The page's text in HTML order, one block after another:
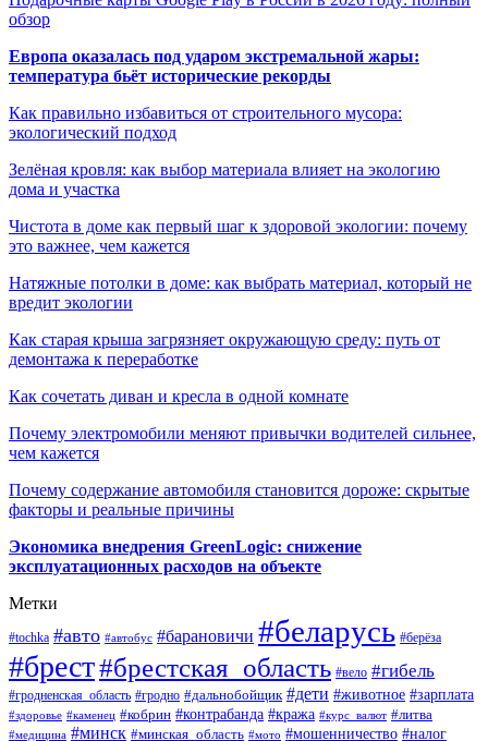
обзор
Европа оказалась под ударом экстремальной жары:
температура бьёт исторические рекорды
Как правильно избавиться от строительного мусора:
экологический подход
Зелёная кровля: как выбор материала влияет на экологию
дома и участка
Чистота в доме как первый шаг к здоровой экологии: почему
это важнее, чем кажется
Натяжные потолки в доме: как выбрать материал, который не
вредит экологии
Как старая крыша загрязняет окружающую среду: путь от
демонтажа к переработке
Как сочетать диван и кресла в одной комнате
Почему электромобили меняют привычки водителей сильнее,
чем кажется
Почему содержание автомобиля становится дороже: скрытые
факторы и реальные причины
Экономика внедрения GreenLogic: снижение
эксплуатационных расходов на объекте
Метки
#tochka #авто #автобус #барановичи #беларусь #берёза
#брест#брестская_область #вело #гибель
#гродненская_область #гродно #дальнобойщик #дети #животное #зарплата
#здоровье #каменец #кобрин #контрабанда #кража #курс_валют #литва
#медицина #минск #минская_область #мото #мошенничество #налог